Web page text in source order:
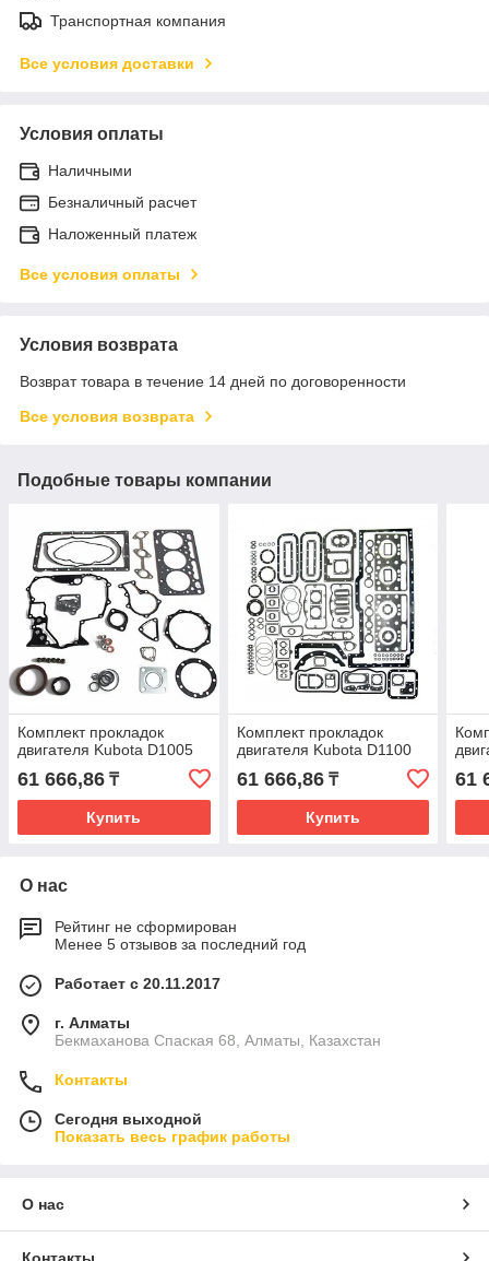
Транспортная компания
Все условия доставки
Условия оплаты
Наличными
Безналичный расчет
Наложенный платеж
Все условия оплаты
Условия возврата
Возврат товара в течение 14 дней по договоренности
Все условия возврата
Подобные товары компании
Комплект прокладок
двигателя Kubota D1005
61 666,86 ₸
Купить
Комплект прокладок
двигателя Kubota D1100
61 666,86₸
Купить
61
О нас
Рейтинг не сформирован
Менее 5 отзывов за последний год
Работает с 20.11.2017
г. Алматы
Бекмаханова Спаская 68, Алматы, Казахстан
Контакты
Сегодня выходной
Показать весь график работы
О нас